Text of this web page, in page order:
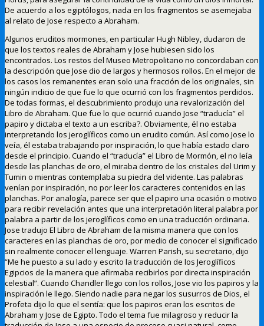
De acuerdo a los egiptólogos, nada en los fragmentos se asemejaba
al relato de Jose respecto a Abraham.
Algunos eruditos mormones, en particular Hugh Nibley, dudaron de
que los textos reales de Abraham y Jose hubiesen sido los
encontrados. Los restos del Museo Metropolitano no concordaban con
la descripción que Jose dio de largos y hermosos rollos. En el mejor de
los casos los remanentes eran solo una fracción de los originales, sin
ningún indicio de que fue lo que ocurrió con los fragmentos perdidos.
De todas formas, el descubrimiento produjo una revalorización del
Libro de Abraham. Que fue lo que ocurrió cuando Jose “traducía” el
papiro y dictaba el texto a un escriba?. Obviamente, él no estaba
interpretando los jeroglíficos como un erudito común. Así como Jose lo
veía, él estaba trabajando por inspiración, lo que había estado claro
desde el principio. Cuando el “traducía” el Libro de Mormón, el no leía
desde las planchas de oro, el miraba dentro de los cristales del Urim y
Tumin o mientras contemplaba su piedra del vidente. Las palabras
venían por inspiración, no por leer los caracteres contenidos en las
planchas. Por analogía, parece ser que el papiro una ocasión o motivo
para recibir revelación antes que una interpretación literal palabra por
palabra a partir de los jeroglíficos como en una traducción ordinaria.
Jose tradujo El Libro de Abraham de la misma manera que con los
caracteres en las planchas de oro, por medio de conocer el significado
sin realmente conocer el lenguaje. Warren Parish, su secretario, dijo
“Me he puesto a su lado y escrito la traducción de los Jeroglíficos
Egipcios de la manera que afirmaba recibirlos por directa inspiración
celestial”. Cuando Chandler llego con los rollos, Jose vio los papiros y la
inspiración le llego. Siendo nadie para negar los susurros de Dios, el
Profeta dijo lo que el sentía: que los papiros eran los escritos de
Abraham y Jose de Egipto. Todo el tema fue milagroso y reducir la